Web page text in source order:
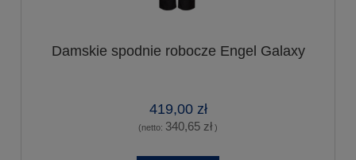
Damskie spodnie robocze Engel Galaxy
419,00 zł
(netto: 340,65 zł )